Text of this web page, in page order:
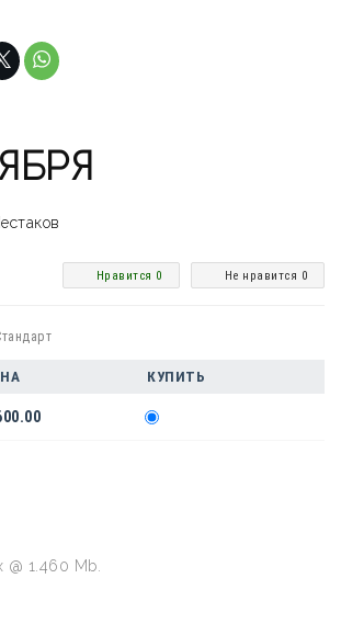
Не нравится 0
Нравится 0
КУПИТЬ
@ 1.460 Mb.